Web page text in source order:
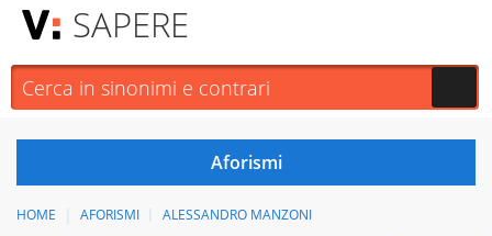
SAPERE
HOME AFORISMI ALESSANDRO MANZONI